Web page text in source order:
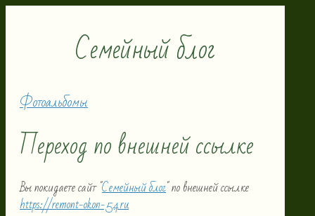
Семейный блог
Фотоальбомы
Переход по внешней ссылке
Вы покидаете сайт "Семейный блог" по внешней ссылке
https://remont-okon-54.ru.